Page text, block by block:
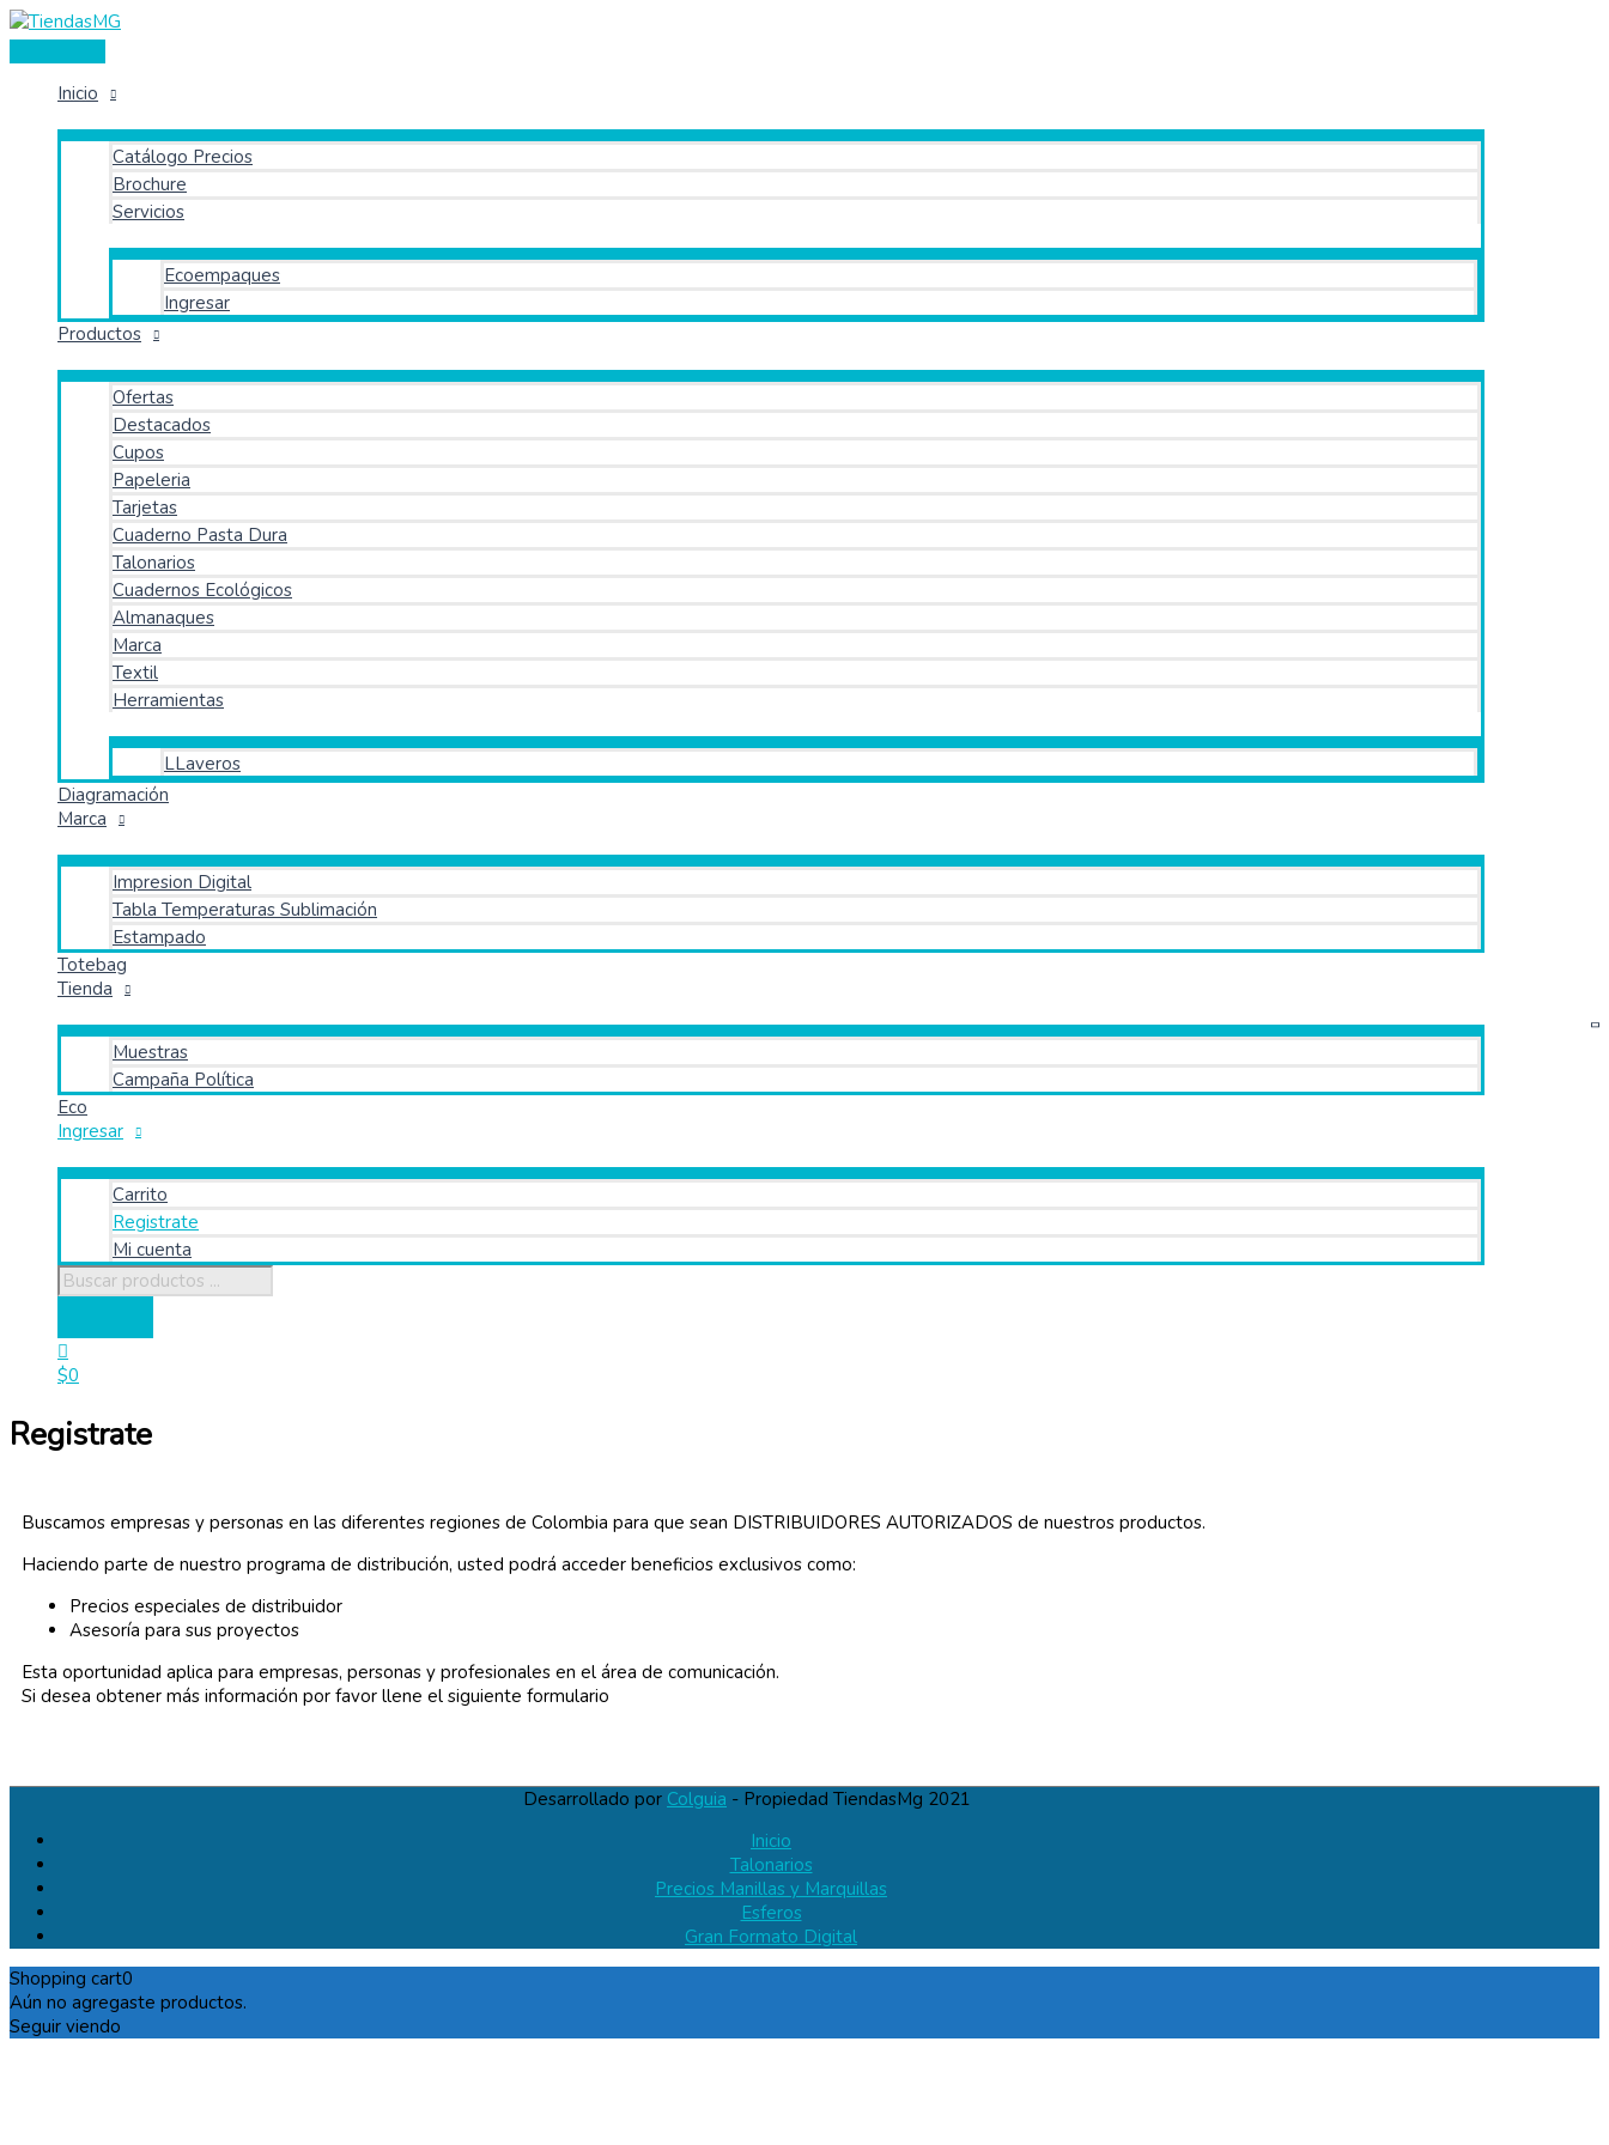
Ir
al
contenido
principal
Inicio
Catálogo Precios
Brochure
Servicios
Ecoempaques
Ingresar
Productos
Ofertas
Destacados
Cupos
Papeleria
Tarjetas
Cuaderno Pasta Dura
Talonarios
Cuadernos Ecológicos
Almanaques
Marca
Textil
Herramientas
LLaveros
Diagramación
Marca
Impresion Digital
Tabla Temperaturas Sublimación
Estampado
Totebag
Tienda
Muestras
Campaña Política
Eco
Ingresar
Carrito
Registrate
Mi cuenta
Buscar
por:
Búsqueda
de
productos
Buscar
$0
Registrate
Buscamos empresas y personas en las diferentes regiones de Colombia para que sean DISTRIBUIDORES AUTORIZADOS de nuestros productos.
Haciendo parte de nuestro programa de distribución, usted podrá acceder beneficios exclusivos como:
Precios especiales de distribuidor
Asesoría para sus proyectos
Esta oportunidad aplica para empresas, personas y profesionales en el área de comunicación.
Si desea obtener más información por favor llene el siguiente formulario
Desarrollado por Colguia - Propiedad TiendasMg 2021
Inicio
Talonarios
Precios Manillas y Marquillas
Esferos
Gran Formato Digital
Shopping cart0
Aún no agregaste productos.
Seguir viendo